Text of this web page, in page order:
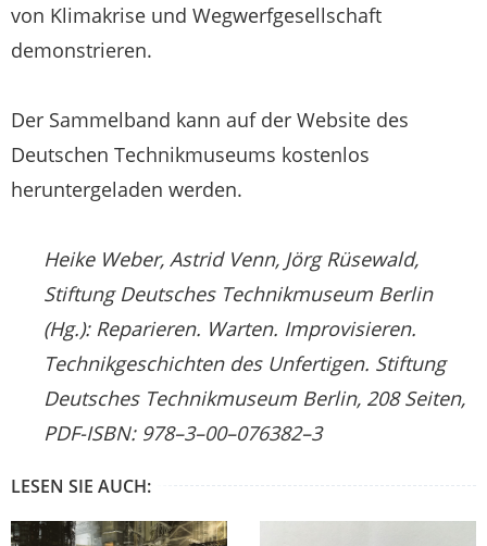
von Klimakrise und Wegwerfgesellschaft
demonstrieren.
Der Sammelband kann auf der Website des
Deutschen Technikmuseums kostenlos
heruntergeladen werden.
Heike Weber, Astrid Venn, Jörg Rüsewald,
Stiftung Deutsches Technikmuseum Berlin
(Hg.): Reparieren. Warten. Improvisieren.
Technikgeschichten des Unfertigen. Stiftung
Deutsches Technikmuseum Berlin, 208 Seiten,
PDF-ISBN: 978–3–00–076382–3
LESEN SIE AUCH: